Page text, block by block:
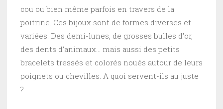
cou ou bien même parfois en travers de la
poitrine. Ces bijoux sont de formes diverses et
variées. Des demi-lunes, de grosses bulles d’or,
des dents d’animaux… mais aussi des petits
bracelets tressés et colorés noués autour de leurs
poignets ou chevilles. A quoi servent-ils au juste
?